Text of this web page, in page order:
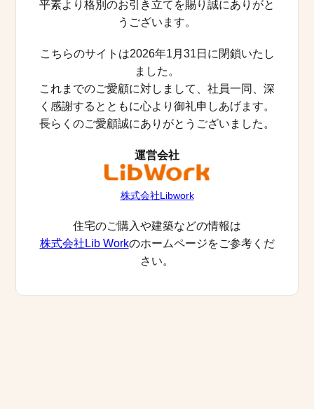
平素より格別のお引き立てを賜り誠にありがと
うございます。
こちらのサイトは2026年1月31日に閉鎖いたし
ました。
これまでのご愛顧に対しまして、社員一同、深
く感謝するとともに心より御礼申しあげます。
長らくのご愛顧誠にありがとうございました。
運営会社
株式会社Libwork
住宅のご購入や建築などの情報は
株式会社Lib Workのホームページをご参考くだ
さい。